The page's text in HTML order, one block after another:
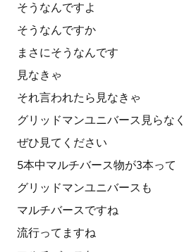
そうなんですよ
そうなんですか
まさにそうなんです
見なきゃ
それ言われたら見なきゃ
グリッドマンユニバース見らな
ぜひ見てください
5本中マルチバース物が3本って
グリッドマンユニバースも
マルチバースですね
流行ってますね